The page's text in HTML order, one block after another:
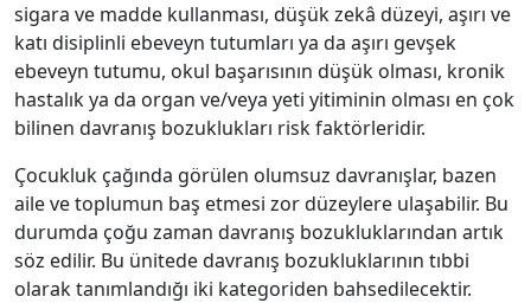
sigara ve madde kullanması, düşük zekâ düzeyi, aşırı ve
katı disiplinli ebeveyn tutumları ya da aşırı gevşek
ebeveyn tutumu, okul başarısının düşük olması, kronik
hastalık ya da organ ve/veya yeti yitiminin olması en çok
bilinen davranış bozuklukları risk faktörleridir.
Çocukluk çağında görülen olumsuz davranışlar, bazen
aile ve toplumun baş etmesi zor düzeylere ulaşabilir. Bu
durumda çoğu zaman davranış bozukluklarından artık
söz edilir. Bu ünitede davranış bozukluklarının tıbbi
olarak tanımlandığı iki kategoriden bahsedilecektir.